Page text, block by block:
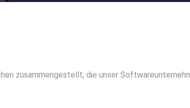
zusammengestellt, die unser